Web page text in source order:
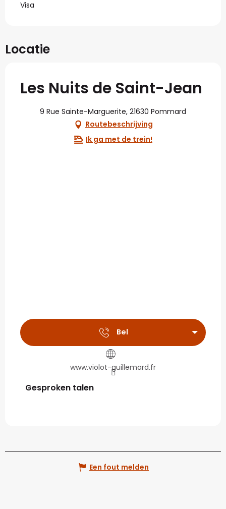
Visa
Locatie
Les Nuits de Saint-Jean
9 Rue Sainte-Marguerite, 21630 Pommard
Routebeschrijving
Ik ga met de trein!
Bel
www.violot-guillemard.fr
Gesproken talen
Gesproken talen
Een fout melden